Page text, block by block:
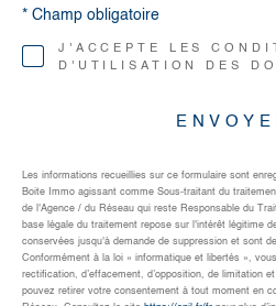
J'ACCEPTE LES
D'UTILISATION DES
* Champ obligatoire
Les informations recueillies sur ce formulaire sont
Boite Immo agissant comme Sous-traitant du
de l'Agence / du Réseau qui reste Responsable du
base légale du traitement repose sur l'intérêt légitime
conservées jusqu'à demande de suppression et sont
Conformément à la loi « informatique et libertés »,
rectification, d’effacement, d’opposition, de limitation
pouvez retirer votre consentement à tout moment en